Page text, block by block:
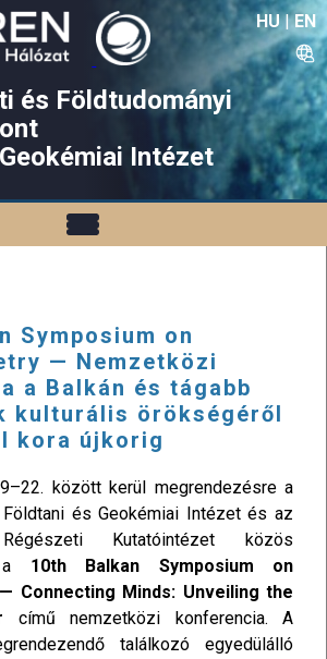
HU|EN
és Földtudományi
Intézet
Symposium on
— Nemzetközi
a Balkán és tágabb
kulturális örökségéről
kora újkorig
között kerül megrendezésre a
Földtani és Geokémiai Intézet és az
Kutatóintézet közös
a 10th Balkan Symposium on
Connecting Minds: Unveiling the
című nemzetközi konferencia. A
találkozó egyedülálló